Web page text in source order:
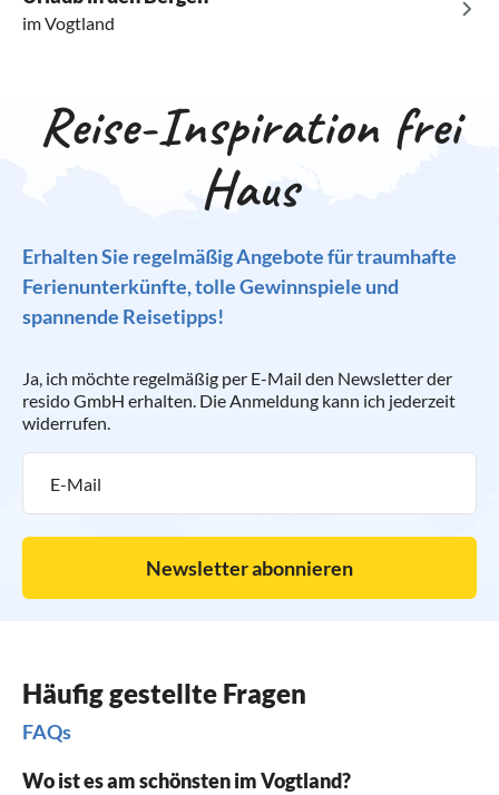
kulturelle Veranstaltung. Der internationale
Akkordeonwettbewerb genießt weltweit ein hohes
bereit. Die Miniaturschauanlage Klein-Vogtland und der
Botanische Garten bilden einen interessante
Ausstellungskomplex, der ein beliebtes Ausflugsziel für die
ganze Familie ist. Eine private Wohnung oder ein Haus sind
wunderschönen Vogtlandes.
im Vogtland
Reise-Inspiration frei
Haus
Erhalten Sie regelmäßig Angebote für traumhafte
Ferienunterkünfte, tolle Gewinnspiele und
spannende Reisetipps!
Ja, ich möchte regelmäßig per E-Mail den Newsletter der
resido GmbH erhalten. Die Anmeldung kann ich jederzeit
widerrufen.
Newsletter abonnieren
Häufig gestellte Fragen
FAQs
Wo ist es am schönsten im Vogtland?